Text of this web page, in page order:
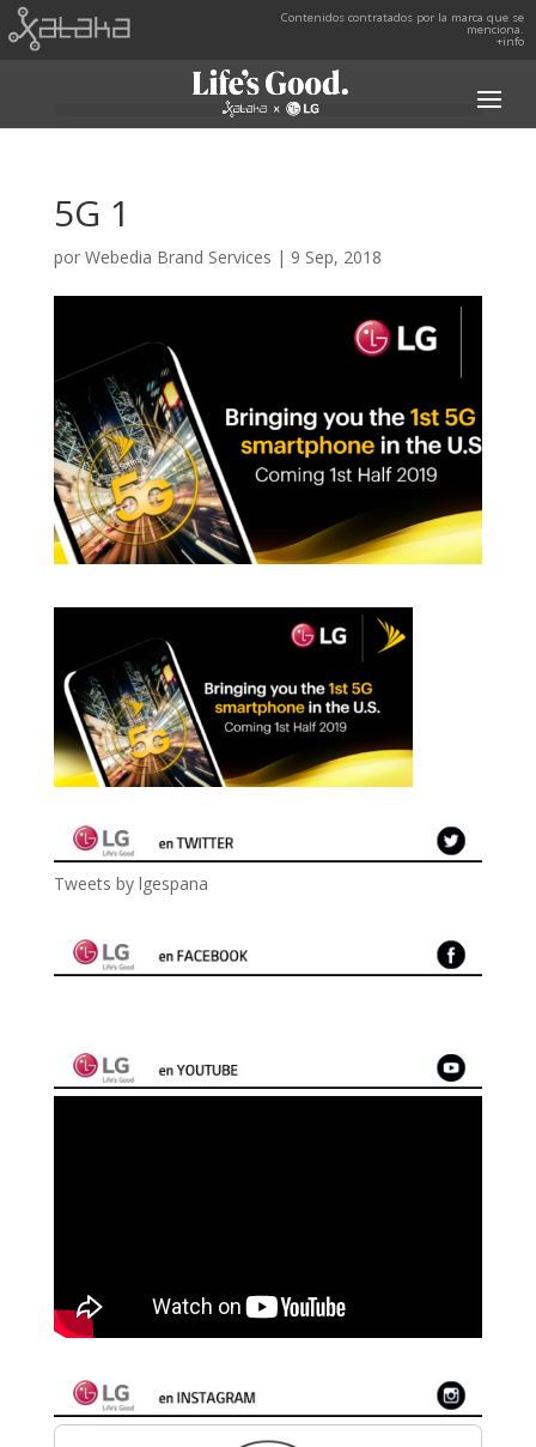
Contenidos contratados por la marca que se
menciona.
+info
5G 1
por Webedia Brand Services | 9 Sep, 2018
Tweets by lgespana